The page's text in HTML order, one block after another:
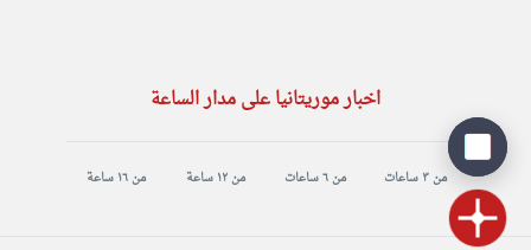
اخبار موريتانيا على مدار الساعة
من ٣ ساعات من ٦ ساعات من ١٢ ساعة من ١٦ ساعة